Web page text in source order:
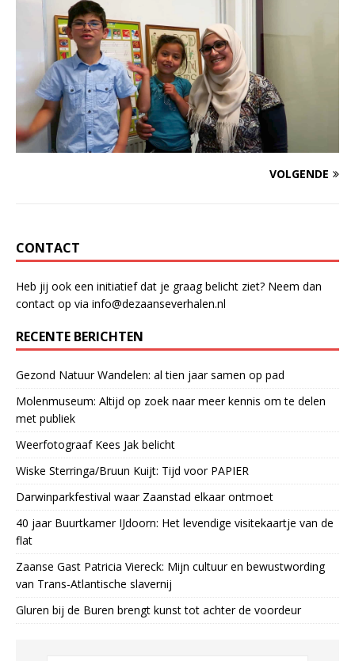
VOLGENDE
CONTACT
Heb jij ook een initiatief dat je graag belicht ziet? Neem dan
contact op via info@dezaanseverhalen.nl
RECENTE BERICHTEN
Gezond Natuur Wandelen: al tien jaar samen op pad
Molenmuseum: Altijd op zoek naar meer kennis om te delen
met publiek
Weerfotograaf Kees Jak belicht
Wiske Sterringa/Bruun Kuijt: Tijd voor PAPIER
Darwinparkfestival waar Zaanstad elkaar ontmoet
40 jaar Buurtkamer IJdoorn: Het levendige visitekaartje van de
flat
Zaanse Gast Patricia Viereck: Mijn cultuur en bewustwording
van Trans-Atlantische slavernij
Gluren bij de Buren brengt kunst tot achter de voordeur